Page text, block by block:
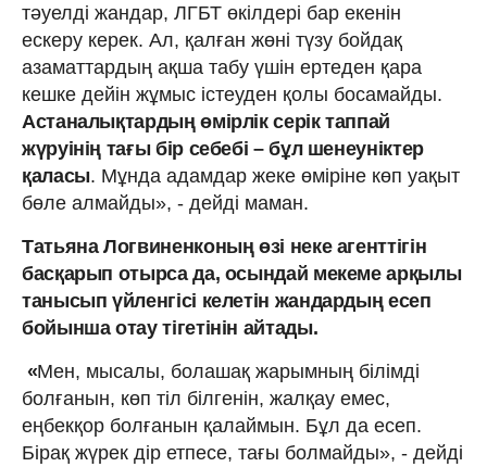
тәуелді жандар, ЛГБТ өкілдері бар екенін
ескеру керек. Ал, қалған жөні түзу бойдақ
азаматтардың ақша табу үшін ертеден қара
кешке дейін жұмыс істеуден қолы босамайды.
Астаналықтардың өмірлік серік таппай
жүруінің тағы бір себебі – бұл шенеуніктер
қаласы. Мұнда адамдар жеке өміріне көп уақыт
бөле алмайды», - дейді маман.
Татьяна Логвиненконың өзі неке агенттігін
басқарып отырса да, осындай мекеме арқылы
танысып үйленгісі келетін жандардың есеп
бойынша отау тігетінін айтады.
«Мен, мысалы, болашақ жарымның білімді
болғанын, көп тіл білгенін, жалқау емес,
еңбекқор болғанын қалаймын. Бұл да есеп.
Бірақ жүрек дір етпесе, тағы болмайды», - дейді